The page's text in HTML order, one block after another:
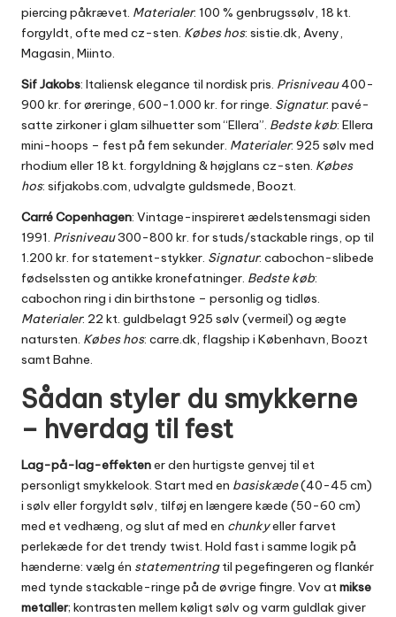
piercing påkrævet. Materialer: 100 % genbrugssølv, 18 kt.
forgyldt, ofte med cz-sten. Købes hos: sistie.dk, Aveny,
Magasin, Miinto.
Sif Jakobs: Italiensk elegance til nordisk pris. Prisniveau400-
900 kr. for øreringe, 600-1.000 kr. for ringe. Signatur: pavé-
satte zirkoner i glam silhuetter som “Ellera”. Bedste køb: Ellera
mini-hoops – fest på fem sekunder. Materialer: 925 sølv med
rhodium eller 18 kt. forgyldning & højglans cz-sten. Købes
hos: sifjakobs.com, udvalgte guldsmede, Boozt.
Carré Copenhagen: Vintage-inspireret ædelstensmagi siden
1991. Prisniveau300-800 kr. for studs/stackable rings, op til
1.200 kr. for statement-stykker. Signatur: cabochon-slibede
fødselssten og antikke kronefatninger. Bedste køb:
cabochon ring i din birthstone – personlig og tidløs.
Materialer: 22 kt. guldbelagt 925 sølv (vermeil) og ægte
natursten. Købes hos: carre.dk, flagship i København, Boozt
samt Bahne.
Sådan styler du smykkerne
– hverdag til fest
Lag-på-lag-effektener den hurtigste genvej til et
personligt smykkelook. Start med en basis­kæde(40-45 cm)
i sølv eller forgyldt sølv, tilføj en længere kæde (50-60 cm)
med et vedhæng, og slut af med en chunkyeller farvet
perlekæde for det trendy twist. Hold fast i samme logik på
hænderne: vælg én statement­ringtil pegefingeren og flankér
med tynde stackable-ringe på de øvrige fingre. Vov atmikse
metaller; kontrasten mellem køligt sølv og varm guldlak giver